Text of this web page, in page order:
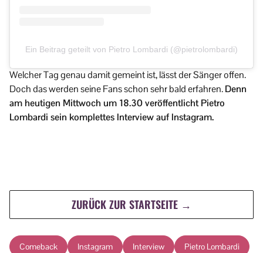
Ein Beitrag geteilt von Pietro Lombardi (@pietrolombardi)
Welcher Tag genau damit gemeint ist, lässt der Sänger offen.
Doch das werden seine Fans schon sehr bald erfahren.Denn
am heutigen Mittwoch um 18.30 veröffentlicht Pietro
Lombardi sein komplettes Interview auf Instagram.
ZURÜCK ZUR STARTSEITE →
Comeback Instagram Interview Pietro Lombardi